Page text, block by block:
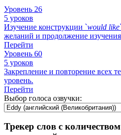
Уровень 26
5 уроков
Изучение конструкции `would like
желаний и продолжение
Перейти
Уровень 60
5 уроков
Закрепление и повторение всех
уровень.
Перейти
Выбор голоса озвучки:
Трекер слов с